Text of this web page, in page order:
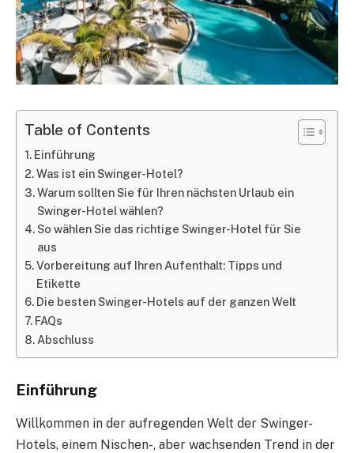
Table of Contents
Einführung
Was ist ein Swinger-Hotel?
Warum sollten Sie für Ihren nächsten Urlaub ein
Swinger-Hotel wählen?
So wählen Sie das richtige Swinger-Hotel für Sie
aus
Vorbereitung auf Ihren Aufenthalt: Tipps und
Etikette
Die besten Swinger-Hotels auf der ganzen Welt
FAQs
Abschluss
Einführung
Willkommen in der aufregenden Welt der Swinger-
Hotels, einem Nischen-, aber wachsenden Trend in der